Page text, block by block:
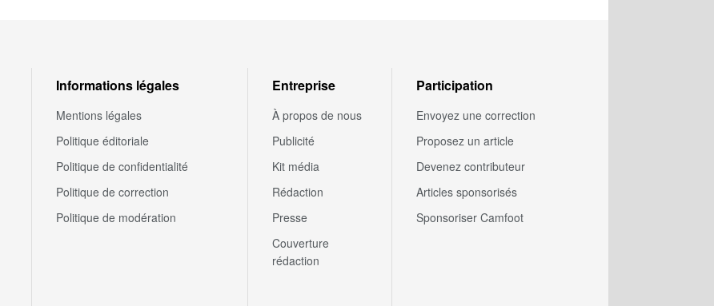
Informations légales
Mentions légales
Politique éditoriale
Politique de confidentialité
Politique de correction
Politique de modération
Entreprise
À propos de nous
Publicité
Kit média
Rédaction
Presse
Couverture
rédaction
Participation
Envoyez une correction
Proposez un article
Devenez contributeur
Articles sponsorisés
Sponsoriser Camfoot